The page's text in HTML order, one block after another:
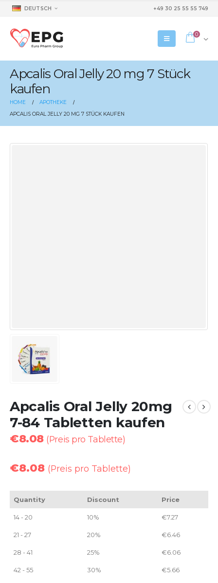
DEUTSCH +49 30 25 55 55 749
0
Apcalis Oral Jelly 20 mg 7 Stück
kaufen
HOME
APOTHEKE
APCALIS ORAL JELLY 20 MG 7 STÜCK KAUFEN
Apcalis Oral Jelly 20mg
7-84 Tabletten kaufen
€8.08 (Preis pro Tablette)
€8.08 (Preis pro Tablette)
Quantity Discount Price
14 - 20 10% €7.27
21 - 27 20% €6.46
28 - 41 25% €6.06
42 - 55 30% €5.66